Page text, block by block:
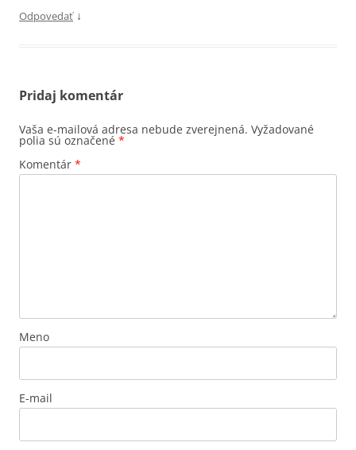
Odpovedať ↓
Pridaj komentár
Vaša e-mailová adresa nebude zverejnená. Vyžadované
polia sú označené *
Komentár *
Meno
E-mail